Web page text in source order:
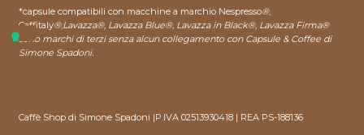
*capsule compatibili con macchine a marchio Nespresso®,
Caffitaly®,Lavazza®, Lavazza Blue®, Lavazza in Black®, Lavazza Firma®
sono marchi di terzi senza alcun collegamento con Capsule & Coffee di
Simone Spadoni.
Caffè Shop di Simone Spadoni |P.IVA 02513930418 | REA PS-188136